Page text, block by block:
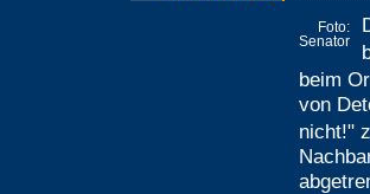
Foto:
Senator
beim
von
nicht!"